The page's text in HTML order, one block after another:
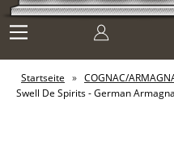
Startseite » COGNAC/
Swell De Spirits - German